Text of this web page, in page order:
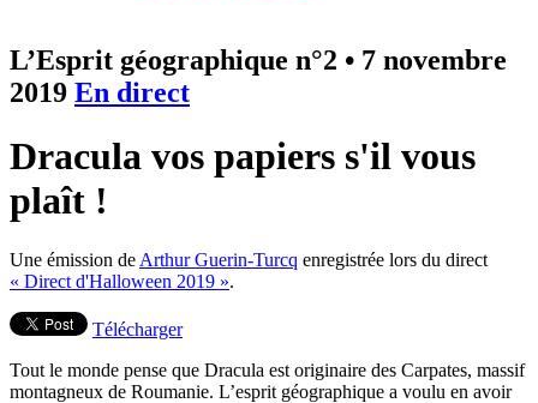
L’Esprit géographique n°2 • 7 novembre
2019 En direct
Dracula vos papiers s'il vous
plaît !
Une émission de Arthur Guerin-Turcq enregistrée lors du direct
« Direct d'Halloween 2019 ».
Télécharger
Tout le monde pense que Dracula est originaire des Carpates, massif
montagneux de Roumanie. L’esprit géographique a voulu en avoir